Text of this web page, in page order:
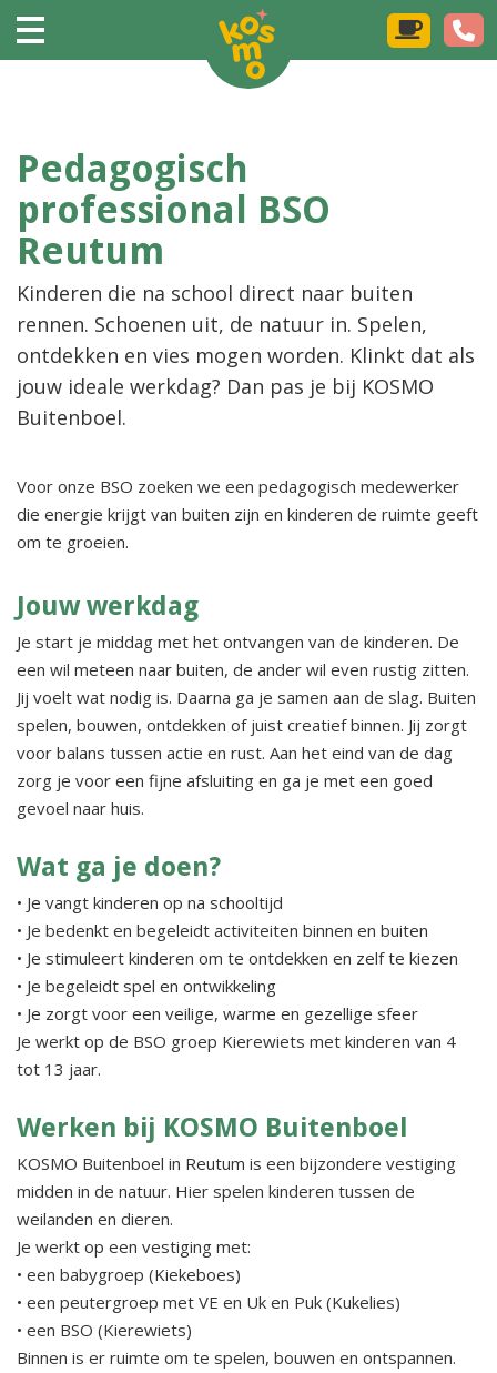
Pedagogisch
professional BSO
Reutum
Kinderen die na school direct naar buiten
rennen. Schoenen uit, de natuur in. Spelen,
ontdekken en vies mogen worden. Klinkt dat als
jouw ideale werkdag? Dan pas je bij KOSMO
Buitenboel.
Voor onze BSO zoeken we een pedagogisch medewerker
die energie krijgt van buiten zijn en kinderen de ruimte geeft
om te groeien.
Jouw werkdag
Je start je middag met het ontvangen van de kinderen. De
een wil meteen naar buiten, de ander wil even rustig zitten.
Jij voelt wat nodig is. Daarna ga je samen aan de slag. Buiten
spelen, bouwen, ontdekken of juist creatief binnen. Jij zorgt
voor balans tussen actie en rust. Aan het eind van de dag
zorg je voor een fijne afsluiting en ga je met een goed
gevoel naar huis.
Wat ga je doen?
• Je vangt kinderen op na schooltijd
• Je bedenkt en begeleidt activiteiten binnen en buiten
• Je stimuleert kinderen om te ontdekken en zelf te kiezen
• Je begeleidt spel en ontwikkeling
• Je zorgt voor een veilige, warme en gezellige sfeer
Je werkt op de BSO groep Kierewiets met kinderen van 4
tot 13 jaar.
Werken bij KOSMO Buitenboel
KOSMO Buitenboel in Reutum is een bijzondere vestiging
midden in de natuur. Hier spelen kinderen tussen de
weilanden en dieren.
Je werkt op een vestiging met:
• een babygroep (Kiekeboes)
• een peutergroep met VE en Uk en Puk (Kukelies)
• een BSO (Kierewiets)
Binnen is er ruimte om te spelen, bouwen en ontspannen.